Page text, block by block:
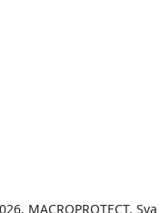
MACROPROTECT.